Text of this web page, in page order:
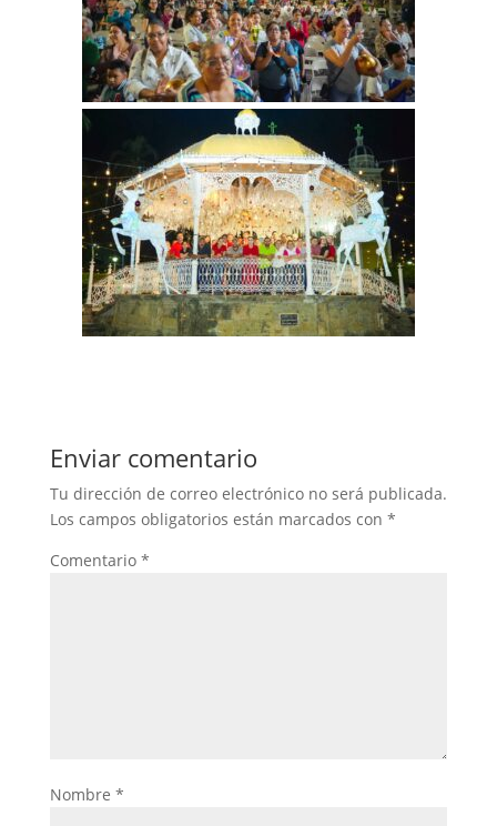
Enviar comentario
Tu dirección de correo electrónico no será publicada.
Los campos obligatorios están marcados con *
Comentario *
Nombre *